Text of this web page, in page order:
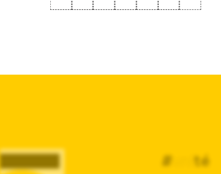
# unité